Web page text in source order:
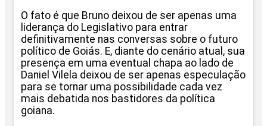
O fato é que Bruno deixou de ser apenas uma
liderança do Legislativo para entrar
definitivamente nas conversas sobre o futuro
político de Goiás. E, diante do cenário atual, sua
presença em uma eventual chapa ao lado de
Daniel Vilela deixou de ser apenas especulação
para se tornar uma possibilidade cada vez
mais debatida nos bastidores da política
goiana.